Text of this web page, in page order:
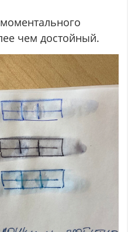
чем достойный.